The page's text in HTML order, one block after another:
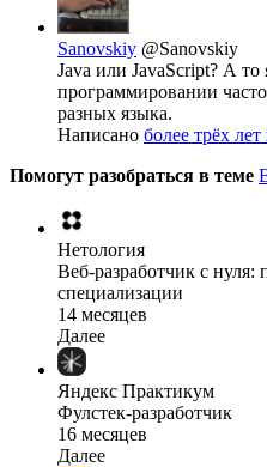
Sanovskiy @Sanovskiy
Java или JavaScript? А то
программировании
разных языка.
Написано более трёх лет
Помогут разобраться в теме
Нетология
Веб-разработчик с
специализации
14 месяцев
Далее
Яндекс Практикум
Фулстек-разработчик
16 месяцев
Далее